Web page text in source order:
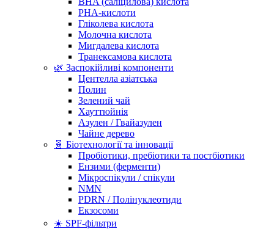
PHA-кислоти
Гліколева кислота
Молочна кислота
Мигдалева кислота
Транексамова кислота
🌿 Заспокійливі компоненти
Центелла азіатська
Полин
Зелений чай
Хауттюйнія
Азулен / Гвайазулен
Чайне дерево
🧬 Біотехнології та інновації
Пробіотики, пребіотики та постбіотики
Ензими (ферменти)
Мікроспікули / спікули
NMN
PDRN / Полінуклеотиди
Екзосоми
☀️ SPF-фільтри